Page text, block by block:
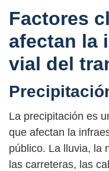
Factores
afectan la
vial del
La precipitación es
que afectan la
público. La lluvia, la
las carreteras, las